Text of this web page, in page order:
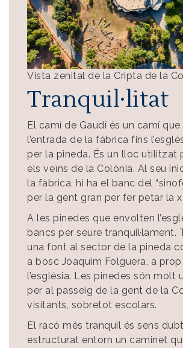
Vista zenital de la Cripta de la
Tranquil·litat
El camí de Gaudí és un camí
l’entrada de la fàbrica fins
per la pineda. És un lloc utilitzat
els veïns de la Colònia. Al seu
la fàbrica, hi ha el banc del
per la gent gran per fer petar la
A les pinedes que envolten
bancs per seure tranquil·lament.
una font al sector de la pineda
a bosc Joaquim Folguera, a
l’església. Les pinedes són molt
per al passeig de la gent de la
visitants, sobretot escolars.
El racó més tranquil és sens
estructurat entorn un caminet